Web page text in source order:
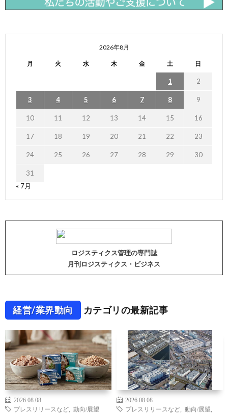
2026年8月
月 火 水 木 金 土 日
1 2
3 4 5 6 7 8 9
10 11 12 13 14 15 16
17 18 19 20 21 22 23
24 25 26 27 28 29 30
31
« 7月
ロジスティクス管理の専門誌
月刊ロジスティクス・ビジネス
経営/業界動向 カテゴリの最新記事
2026.08.08
プレスリリースなど
動向/展望
2026.08.08
プレスリリースなど
動向/展望